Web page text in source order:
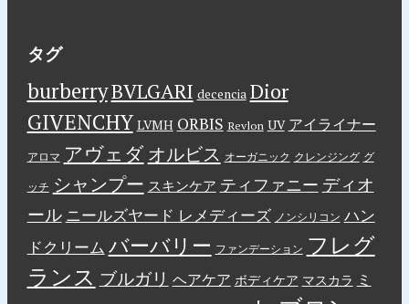
タグ
burberryBVLGARI decencia Dior
GIVENCHY LVMH ORBIS Revlon UV アイライナー
アロマ アヴェダ オルビス オーガニック クレンジング グ
ッチ シャンプー スキンケア ティファニー ディオ
ール ニールズヤード レメディーズ ノンシリコン ハン
ドクリーム バーバリー ファンデーション フレグ
ランス ブルガリ ヘアケア ボディケア マスカラ ミ